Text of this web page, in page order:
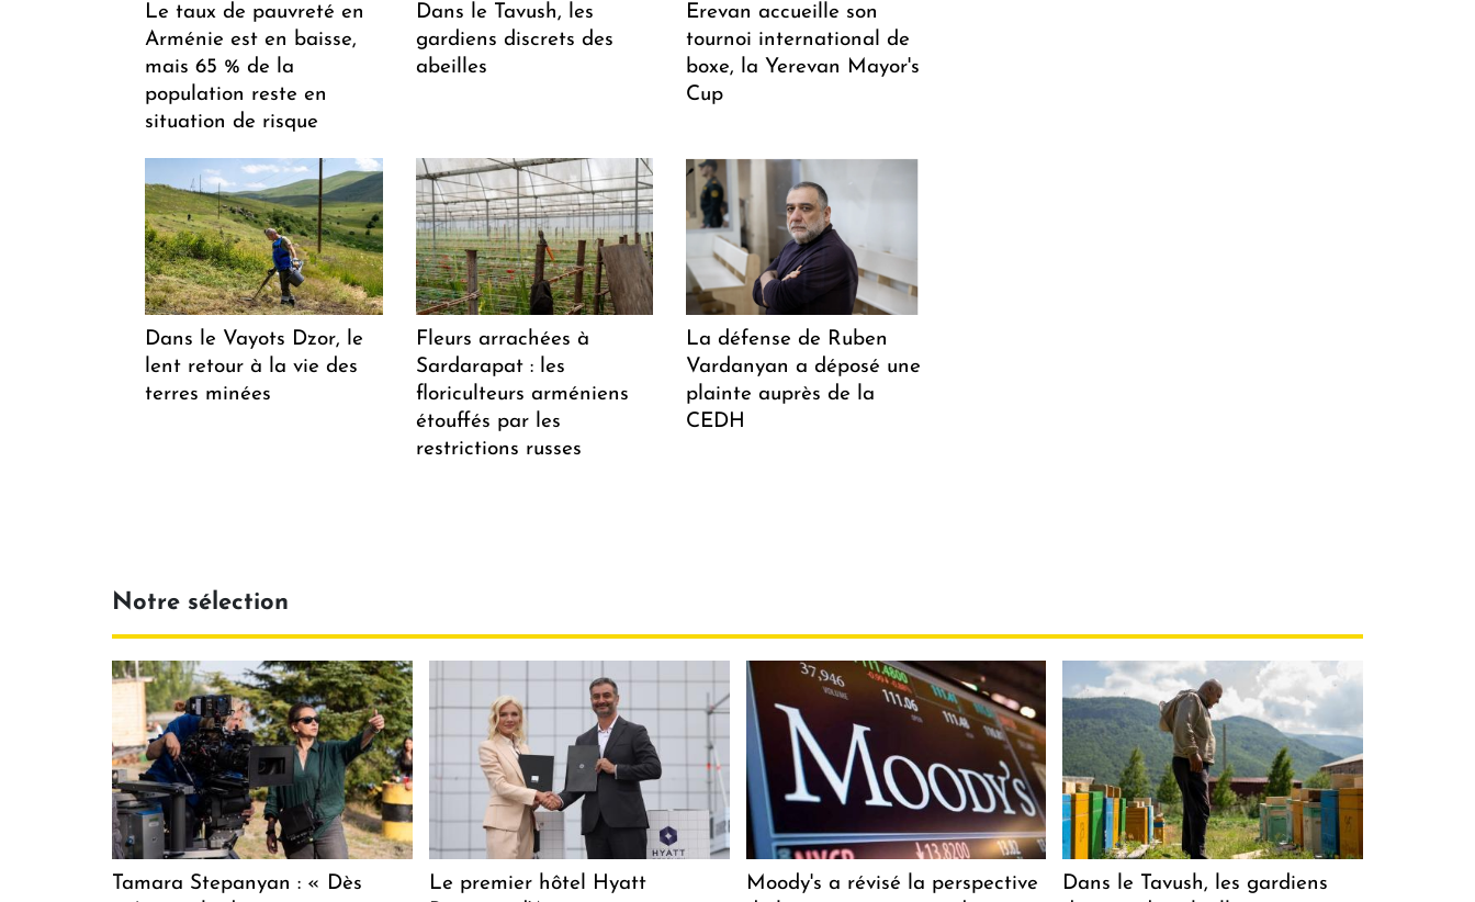
Le taux de pauvreté en
Arménie est en baisse,
mais 65 % de la
population reste en
situation de risque
Dans le Tavush, les
gardiens discrets des
abeilles
Erevan accueille son
tournoi international de
boxe, la Yerevan Mayor's
Cup
Dans le Vayots Dzor, le
lent retour à la vie des
terres minées
Fleurs arrachées à
Sardarapat : les
floriculteurs arméniens
étouffés par les
restrictions russes
La défense de Ruben
Vardanyan a déposé une
plainte auprès de la
CEDH
Notre sélection
Tamara Stepanyan : « Dès
Le premier hôtel Hyatt
Moody's a révisé la perspective
Dans le Tavush, les gardiens